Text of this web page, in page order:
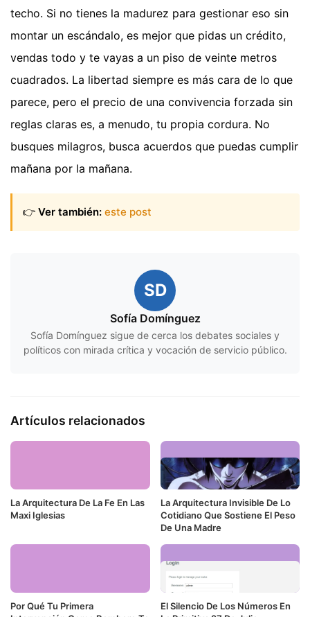
techo. Si no tienes la madurez para gestionar eso sin
montar un escándalo, es mejor que pidas un crédito,
vendas todo y te vayas a un piso de veinte metros
cuadrados. La libertad siempre es más cara de lo que
parece, pero el precio de una convivencia forzada sin
reglas claras es, a menudo, tu propia cordura. No
busques milagros, busca acuerdos que puedas cumplir
mañana por la mañana.
👉 Ver también: este post
SD
Sofía Domínguez
Sofía Domínguez sigue de cerca los debates sociales y
políticos con mirada crítica y vocación de servicio público.
Artículos relacionados
La Arquitectura De La Fe En Las
Maxi Iglesias
La Arquitectura Invisible De Lo
Cotidiano Que Sostiene El Peso
De Una Madre
Por Qué Tu Primera
El Silencio De Los Números En